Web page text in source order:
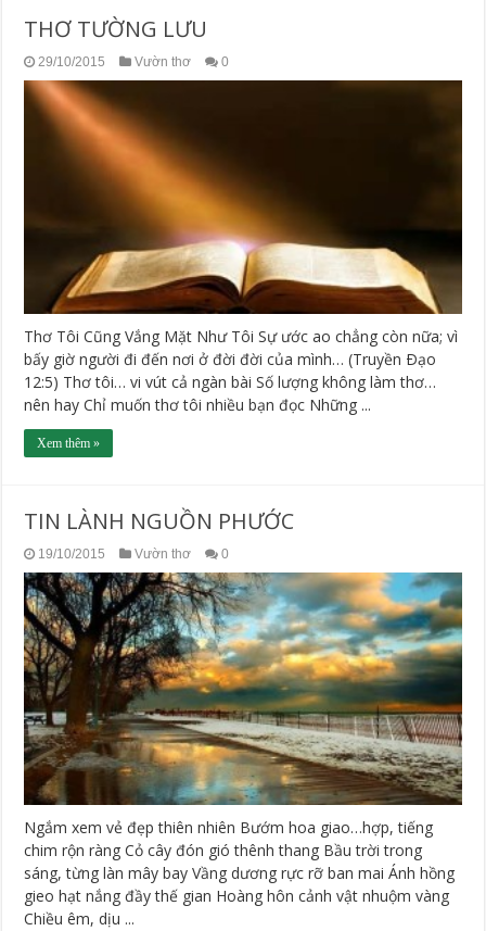
THƠ TƯỜNG LƯU
29/10/2015 Vườn thơ 0
Thơ Tôi Cũng Vắng Mặt Như Tôi Sự ước ao chẳng còn nữa; vì
bấy giờ người đi đến nơi ở đời đời của mình… (Truyền Ðạo
12:5) Thơ tôi… vi vút cả ngàn bài Số lượng không làm thơ…
nên hay Chỉ muốn thơ tôi nhiều bạn đọc Những ...
Xem thêm »
TIN LÀNH NGUỒN PHƯỚC
19/10/2015 Vườn thơ 0
Ngắm xem vẻ đẹp thiên nhiên Bướm hoa giao…hợp, tiếng
chim rộn ràng Cỏ cây đón gió thênh thang Bầu trời trong
sáng, từng làn mây bay Vầng dương rực rỡ ban mai Ánh hồng
gieo hạt nắng đầy thế gian Hoàng hôn cảnh vật nhuộm vàng
Chiều êm, dịu ...